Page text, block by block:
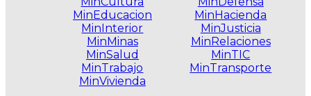
MinEducacion
MinInterior
MinMinas
MinSalud
MinTrabajo
MinVivienda
MinHacienda
MinJusticia
MinRelaciones
MinTIC
MinTransporte